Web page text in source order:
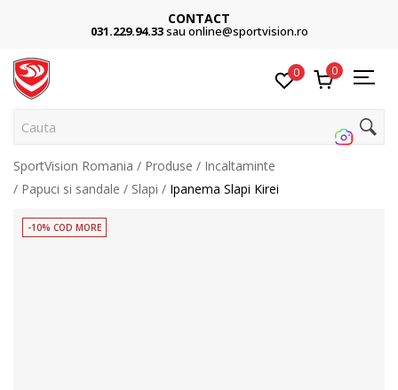
CONTACT
031.229.94.33sau online@sportvision.ro
0 0
Cauta p
SportVision Romania Produse
Incaltaminte
Papuci si sandale
Slapi Ipanema Slapi Kirei
-10% COD MORE